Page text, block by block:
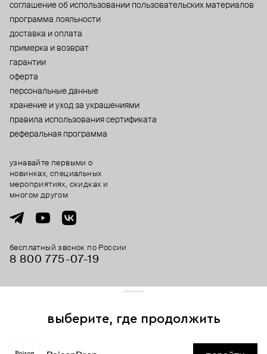
cоглашение об использовании пользовательских материалов
программа лояльности
доставка и оплата
примерка и возврат
гарантии
оферта
персональные данные
хранение и уход за украшениями
правила использования сертификата
реферальная программа
бесплатный звонок по России
8 800 775⁠-07⁠-19
узнавайте первыми о
новинках, специальных
мероприятиях, скидках и
многом другом
выберите, где продолжить
и сервисы аналитики. Продолжая его использование,